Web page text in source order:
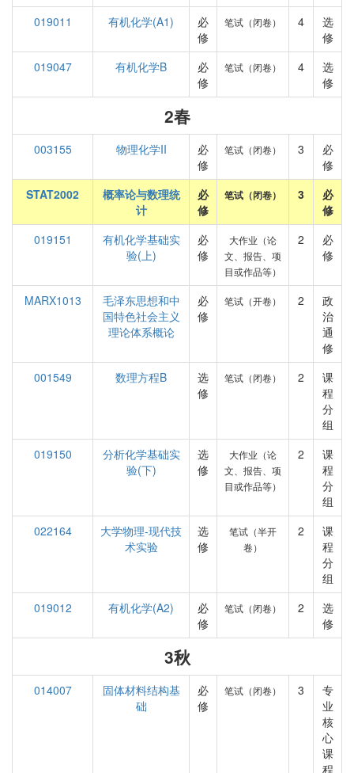
019011 有机化学(A1)
必
修
笔试（闭卷） 4
选
修
019047
有机化学B
必
修
笔试（闭卷） 4
选
修
2春
003155 物理化学II
必
修
笔试（闭卷） 3
必
修
STAT2002
概率论与数理统
计
必
修
笔试（闭卷） 3
必
修
019151
有机化学基础实
验(上)
必
修
大作业（论
文、报告、项
目或作品等）
2
必
修
MARX1013
毛泽东思想和中
国特色社会主义
理论体系概论
必
修
笔试（开卷） 2
政
治
通
修
001549
数理方程B
选
修
笔试（闭卷） 2
课
程
分
组
019150
分析化学基础实
验(下)
选
修
大作业（论
文、报告、项
目或作品等）
2
课
程
分
组
022164
大学物理-现代技
术实验
选
修
笔试（半开
卷）
2
课
程
分
组
019012
有机化学(A2)
必
修
笔试（闭卷） 2
选
修
3秋
014007
固体材料结构基
础
必
修
笔试（闭卷） 3
专
业
核
心
课
程